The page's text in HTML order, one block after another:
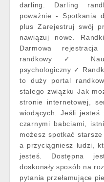
darling. Darling
poważnie - Spotkania
plus Zarejestruj swój
nawiązuj nowe.
Darmowa
randkowy ✓
psychologiczny ✓
to duży portal
stałego związku Jak
stronie internetowej,
wiodących. Jeśli jesteś
czarnymi babciami,
możesz spotkać
a przyciągniesz ludzi,
jesteś. Dostępna
doskonały sposób na
pytania przełamujące